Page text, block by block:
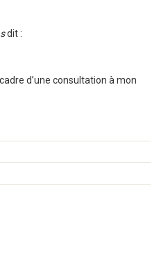
dit :
d’une consultation à mon